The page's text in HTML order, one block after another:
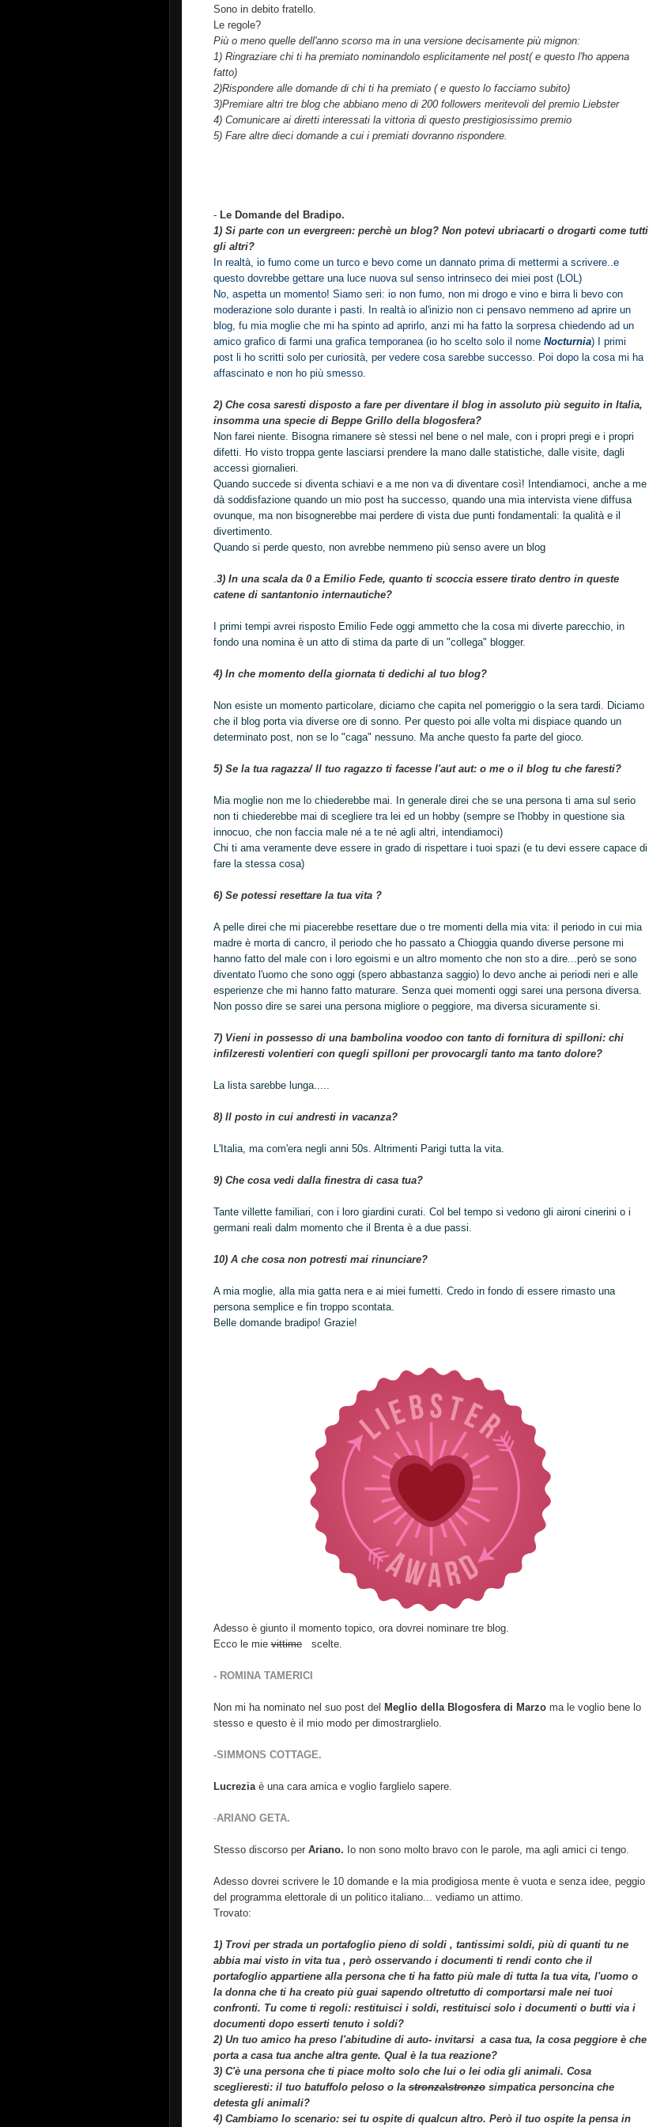
Sono in debito fratello.
Le regole?
Più o meno quelle dell'anno scorso ma in una versione decisamente più mignon:
1) Ringraziare chi ti ha premiato nominandolo esplicitamente nel post( e questo l'ho appena
fatto)
2)Rispondere alle domande di chi ti ha premiato ( e questo lo facciamo subito)
3)Premiare altri tre blog che abbiano meno di 200 followers meritevoli del premio Liebster
4) Comunicare ai diretti interessati la vittoria di questo prestigiosissimo premio
5) Fare altre dieci domande a cui i premiati dovranno rispondere.
- Le Domande del Bradipo.
1) Si parte con un evergreen: perchè un blog? Non potevi ubriacarti o drogarti come tutti
gli altri?
In realtà, io fumo come un turco e bevo come un dannato prima di mettermi a scrivere..e
questo dovrebbe gettare una luce nuova sul senso intrinseco dei miei post (LOL)
No, aspetta un momento! Siamo seri: io non fumo, non mi drogo e vino e birra li bevo con
moderazione solo durante i pasti. In realtà io al'inizio non ci pensavo nemmeno ad aprire un
blog, fu mia moglie che mi ha spinto ad aprirlo, anzi mi ha fatto la sorpresa chiedendo ad un
amico grafico di farmi una grafica temporanea (io ho scelto solo il nome Nocturnia) I primi
post li ho scritti solo per curiosità, per vedere cosa sarebbe successo. Poi dopo la cosa mi ha
affascinato e non ho più smesso.
2) Che cosa saresti disposto a fare per diventare il blog in assoluto più seguito in Italia,
insomma una specie di Beppe Grillo della blogosfera?
Non farei niente. Bisogna rimanere sè stessi nel bene o nel male, con i propri pregi e i propri
difetti. Ho visto troppa gente lasciarsi prendere la mano dalle statistiche, dalle visite, dagli
accessi giornalieri.
Quando succede si diventa schiavi e a me non va di diventare così! Intendiamoci, anche a me
dà soddisfazione quando un mio post ha successo, quando una mia intervista viene diffusa
ovunque, ma non bisognerebbe mai perdere di vista due punti fondamentali: la qualità e il
divertimento.
Quando si perde questo, non avrebbe nemmeno più senso avere un blog
.3) In una scala da 0 a Emilio Fede, quanto ti scoccia essere tirato dentro in queste
catene di santantonio internautiche?
I primi tempi avrei risposto Emilio Fede oggi ammetto che la cosa mi diverte parecchio, in
fondo una nomina è un atto di stima da parte di un "collega" blogger.
4) In che momento della giornata ti dedichi al tuo blog?
Non esiste un momento particolare, diciamo che capita nel pomeriggio o la sera tardi. Diciamo
che il blog porta via diverse ore di sonno. Per questo poi alle volta mi dispiace quando un
determinato post, non se lo "caga" nessuno. Ma anche questo fa parte del gioco.
5) Se la tua ragazza/ Il tuo ragazzo ti facesse l'aut aut: o me o il blog tu che faresti?
Mia moglie non me lo chiederebbe mai. In generale direi che se una persona ti ama sul serio
non ti chiederebbe mai di scegliere tra lei ed un hobby (sempre se l'hobby in questione sia
innocuo, che non faccia male né a te né agli altri, intendiamoci)
Chi ti ama veramente deve essere in grado di rispettare i tuoi spazi (e tu devi essere capace di
fare la stessa cosa)
6) Se potessi resettare la tua vita ?
A pelle direi che mi piacerebbe resettare due o tre momenti della mia vita: il periodo in cui mia
madre è morta di cancro, il periodo che ho passato a Chioggia quando diverse persone mi
hanno fatto del male con i loro egoismi e un altro momento che non sto a dire...però se sono
diventato l'uomo che sono oggi (spero abbastanza saggio) lo devo anche ai periodi neri e alle
esperienze che mi hanno fatto maturare. Senza quei momenti oggi sarei una persona diversa.
Non posso dire se sarei una persona migliore o peggiore, ma diversa sicuramente si.
7) Vieni in possesso di una bambolina voodoo con tanto di fornitura di spilloni: chi
infilzeresti volentieri con quegli spilloni per provocargli tanto ma tanto dolore?
La lista sarebbe lunga.....
8) Il posto in cui andresti in vacanza?
L'Italia, ma com'era negli anni 50s. Altrimenti Parigi tutta la vita.
9) Che cosa vedi dalla finestra di casa tua?
Tante villette familiari, con i loro giardini curati. Col bel tempo si vedono gli aironi cinerini o i
germani reali dalm momento che il Brenta è a due passi.
10) A che cosa non potresti mai rinunciare?
A mia moglie, alla mia gatta nera e ai miei fumetti. Credo in fondo di essere rimasto una
persona semplice e fin troppo scontata.
Belle domande bradipo! Grazie!
Adesso è giunto il momento topico, ora dovrei nominare tre blog.
Ecco le mievittimescelte.
- ROMINA TAMERICI
Non mi ha nominato nel suo post del Meglio della Blogosfera di Marzoma le voglio bene lo
stesso e questo è il mio modo per dimostrarglielo.
-SIMMONS COTTAGE.
Lucrezia è una cara amica e voglio farglielo sapere.
-ARIANO GETA.
Stesso discorso per Ariano. Io non sono molto bravo con le parole, ma agli amici ci tengo.
Adesso dovrei scrivere le 10 domande e la mia prodigiosa mente è vuota e senza idee, peggio
del programma elettorale di un politico italiano... vediamo un attimo.
Trovato:
1) Trovi per strada un portafoglio pieno di soldi , tantissimi soldi, più di quanti tu ne
abbia mai visto in vita tua , però osservando i documenti ti rendi conto che il
portafoglio appartiene alla persona che ti ha fatto più male di tutta la tua vita, l'uomo o
la donna che ti ha creato più guai sapendo oltretutto di comportarsi male nei tuoi
confronti. Tu come ti regoli: restituisci i soldi, restituisci solo i documenti o butti via i
documenti dopo esserti tenuto i soldi?
2) Un tuo amico ha preso l'abitudine di auto- invitarsi a casa tua, la cosa peggiore è che
porta a casa tua anche altra gente. Qual è la tua reazione?
3) C'è una persona che ti piace molto solo che lui o lei odia gli animali. Cosa
sceglieresti: il tuo batuffolo peloso o lastronza\stronzosimpatica personcina che
detesta gli animali?
4) Cambiamo lo scenario: sei tu ospite di qualcun altro. Però il tuo ospite la pensa in